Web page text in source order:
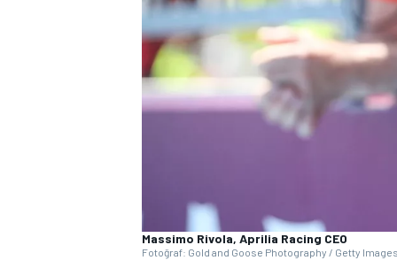
WRC
Massimo Rivola, Aprilia Racing CEO
Fotoğraf: Gold and Goose Photography / Getty